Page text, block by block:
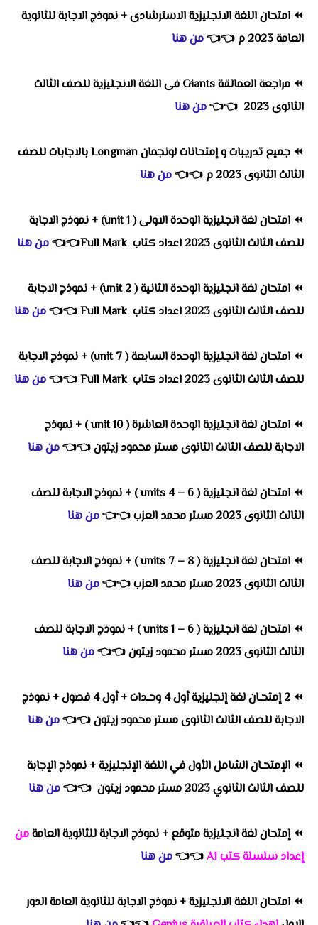
⏪ امتحان اللغة الانجليزية الاسترشادى + نموذج الاجابة للثانوية
العامة 2023 م
👈
👈من هنا
⏪
مراجعة العمالقة Giants فى اللغة الانجليزية للصف الثالث
الثانوى 2023
👈
👈من هنا
⏪
جميع تدريبات و إمتحانات لونجمان Longman بالاجابات للصف
الثالث الثانوى 2023 م
👈
👈من هنا
⏪
امتحان لغة انجليزية الوحدة الاولى ( unit 1) + نموذج الاجابة
للصف الثالث الثانوى 2023 اعداد كتاب Full Mark👈
👈من هنا
⏪
امتحان لغة انجليزية الوحدة الثانية ( unit 2) + نموذج الاجابة
للصف الثالث الثانوى 2023 اعداد كتاب Full Mark
👈
👈من هنا
⏪
امتحان لغة انجليزية الوحدة السابعة ( unit 7) + نموذج الاجابة
للصف الثالث الثانوى 2023 اعداد كتاب Full Mark
👈
👈من هنا
⏪
امتحان لغة انجليزية الوحدة العاشرة ( unit 10 ) + نموذج
الاجابة للصف الثالث الثانوى مستر محمود زيتون👈
👈من هنا
⏪
امتحان لغة انجليزية ( units 4 – 6 ) + نموذج الاجابة للصف
الثالث الثانوى 2023 مستر محمد العزب
👈
👈من هنا
⏪
امتحان لغة انجليزية ( units 7 – 8 ) + نموذج الاجابة للصف
الثالث الثانوى 2023 مستر محمد العزب
👈
👈من هنا
⏪
امتحان لغة انجليزية ( units 1 – 6 ) + نموذج الاجابة للصف
الثالث الثانوى 2023 مستر محمود زيتون
👈
👈من هنا
⏪
2 إمتحـان لغة إنجليزية أول 4 وحـدات + أول 4 فصول + نموذج
الاجابة للصف الثالث الثانوى مستر محمود زيتون👈
👈من هنا
⏪ الإمتحـان الشامل الأول في اللغة الإنجليزية + نموذج الإجابة
للصف الثالث الثانوي 2023 مستر محمود زيتون
👈
👈من هنا
⏪إمتحان لغة انجليزية متوقع + نموذج الاجابة للثانوية العامةمن
إعداد سلسلة كتب A1
👈
👈من هنا
⏪ امتحان اللغة الانجليزية + نموذج الاجابة للثانوية العامة الدور